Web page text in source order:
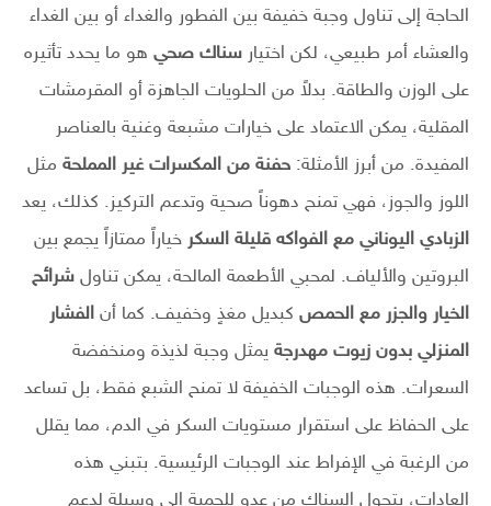
الحاجة إلى تناول وجبة خفيفة بين الفطور والغداء أو بين الغداء
والعشاء أمر طبيعي، لكن اختيار سناك صحي هو ما يحدد تأثيره
على الوزن والطاقة. بدلاً من الحلويات الجاهزة أو المقرمشات
المقلية، يمكن الاعتماد على خيارات مشبعة وغنية بالعناصر
المفيدة. من أبرز الأمثلة: حفنة من المكسرات غير المملحة مثل
اللوز والجوز، فهي تمنح دهوناً صحية وتدعم التركيز. كذلك، يعد
الزبادي اليوناني مع الفواكه قليلة السكر خياراً ممتازاً يجمع بين
البروتين والألياف. لمحبي الأطعمة المالحة، يمكن تناول شرائح
الخيار والجزر مع الحمص كبديل مغذٍ وخفيف. كما أن الفشار
المنزلي بدون زيوت مهدرجة يمثل وجبة لذيذة ومنخفضة
السعرات. هذه الوجبات الخفيفة لا تمنح الشبع فقط، بل تساعد
على الحفاظ على استقرار مستويات السكر في الدم، مما يقلل
من الرغبة في الإفراط عند الوجبات الرئيسية. بتبني هذه
العادات، يتحول السناك من عدو للحمية إلى وسيلة لدعم